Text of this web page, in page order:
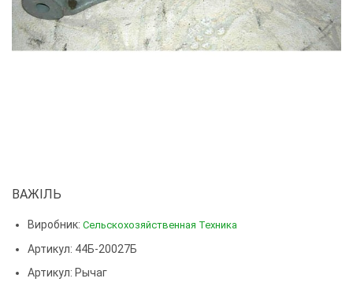
ВАЖІЛЬ
Виробник: Сельскохозяйственная Техника
Артикул: 44Б-20027Б
Артикул: Рычаг